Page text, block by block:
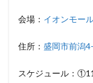
会場： イオンモー
住所： 盛岡市前潟
スケジュール：